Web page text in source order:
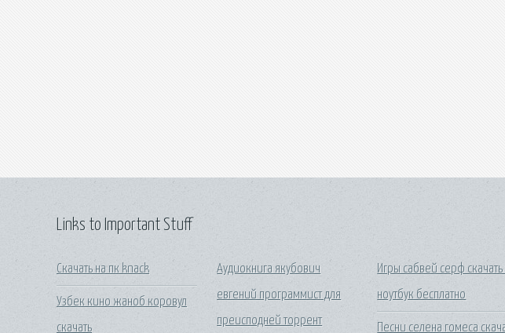
Links to Important Stuff
Скачать на пк knack
Узбек кино жаноб коровул
скачать
Аудиокнига якубович
евгений программист для
преисподней торрент
Игры сабвей серф скачать
ноутбук бесплатно
Песни селена гомеса